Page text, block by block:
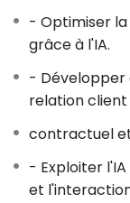
compétences
immédiatement
utiliser pour
pédagogique
capacité à
mesurable
productivité
- Optimiser la
grâce à l'IA.
- Développer
relation client
contractuel
- Exploiter
et